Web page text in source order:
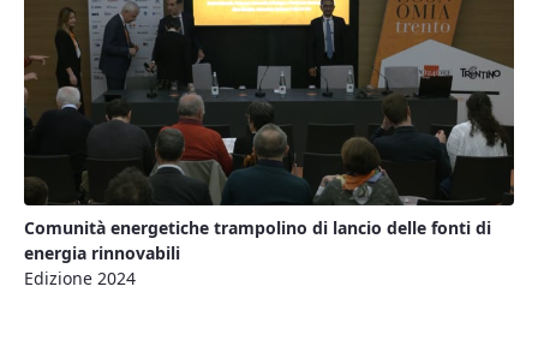
Comunità energetiche trampolino di lancio delle fonti di
energia rinnovabili
Edizione 2024